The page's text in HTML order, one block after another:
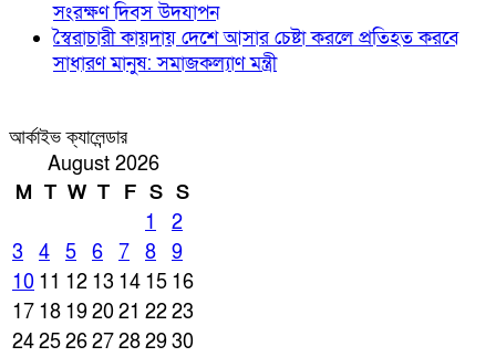
সংরক্ষণ দিবস উদযাপন
স্বৈরাচারী কায়দায় দেশে আসার চেষ্টা করলে প্রতিহত করবে
সাধারণ মানুষ: সমাজকল্যাণ মন্ত্রী
আর্কাইভ ক্যালেন্ডার
August 2026
M T W T F S S
1
2
3
4 5 6 7 8
9
10 11 12 13 14 15 16
17 18 192021 2223
24252627282930